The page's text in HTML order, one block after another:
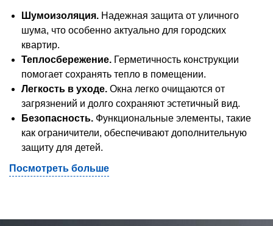
Шумоизоляция. Надежная защита от уличного
шума, что особенно актуально для городских
квартир.
Теплосбережение. Герметичность конструкции
помогает сохранять тепло в помещении.
Легкость в уходе. Окна легко очищаются от
загрязнений и долго сохраняют эстетичный вид.
Безопасность. Функциональные элементы, такие
как ограничители, обеспечивают дополнительную
защиту для детей.
Посмотреть больше